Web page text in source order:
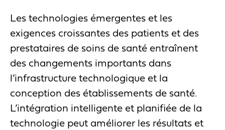
Les technologies émergentes et les
exigences croissantes des patients et des
prestataires de soins de santé entraînent
des changements importants dans
l’infrastructure technologique et la
conception des établissements de santé.
L’intégration intelligente et planifiée de la
technologie peut améliorer les résultats et